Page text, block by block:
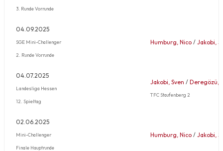
3. Runde Vorrunde
04.09.2025
SGE Mini-Challenger
2. Runde Vorrunde
Humburg, Nico / Jakobi,
04.07.2025
Landesliga Hessen
12. Spieltag
Jakobi, Sven / Deregözü,
TFC Staufenberg 2
02.06.2025
Mini-Challenger
Finale Hauptrunde
Humburg, Nico / Jakobi,